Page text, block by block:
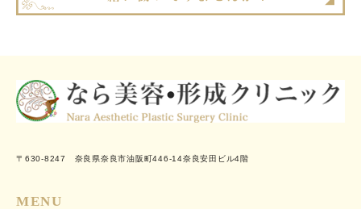
〒630-8247 奈良県奈良市油阪町446-14奈良安田ビル4階
MENU